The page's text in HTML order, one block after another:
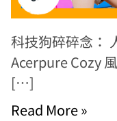
科技狗碎碎念：
Acerpure Cozy
[…]
Read More »